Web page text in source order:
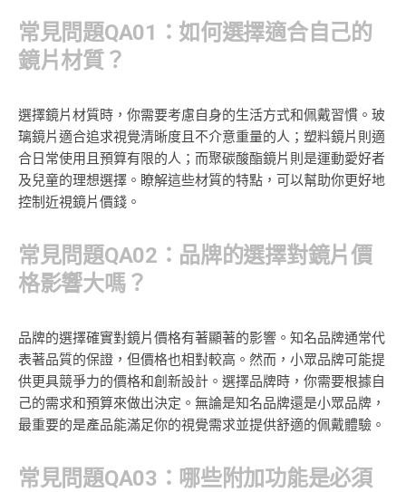
常見問題QA01：如何選擇適合自己的
鏡片材質？
選擇鏡片材質時，你需要考慮自身的生活方式和佩戴習慣。玻
璃鏡片適合追求視覺清晰度且不介意重量的人；塑料鏡片則適
合日常使用且預算有限的人；而聚碳酸酯鏡片則是運動愛好者
及兒童的理想選擇。瞭解這些材質的特點，可以幫助你更好地
控制近視鏡片價錢。
常見問題QA02：品牌的選擇對鏡片價
格影響大嗎？
品牌的選擇確實對鏡片價格有著顯著的影響。知名品牌通常代
表著品質的保證，但價格也相對較高。然而，小眾品牌可能提
供更具競爭力的價格和創新設計。選擇品牌時，你需要根據自
己的需求和預算來做出決定。無論是知名品牌還是小眾品牌，
最重要的是產品能滿足你的視覺需求並提供舒適的佩戴體驗。
常見問題QA03：哪些附加功能是必須